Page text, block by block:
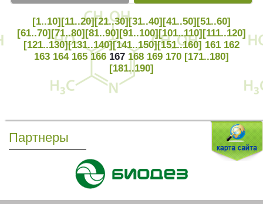
[1..10][11..20][21..30][31..40][41..50][51..60]
[61..70][71..80][81..90][91..100][101..110][111..120]
[121..130][131..140][141..150][151..160] 161 162
163 164 165 166 167 168 169 170 [171..180]
[181..190]
Партнеры